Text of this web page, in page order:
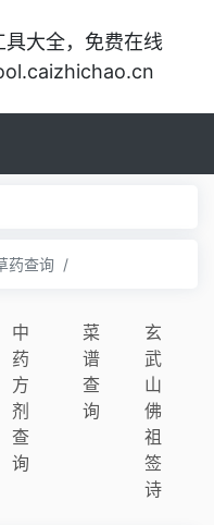
大全，免费在线
药查询
中
药
方
剂
查
询
菜
谱
查
询
玄
武
山
佛
祖
签
诗